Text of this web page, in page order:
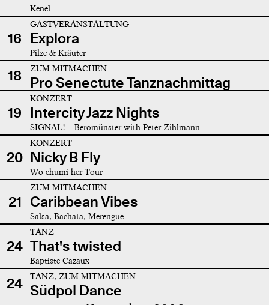
Kenel
16
GASTVERANSTALTUNG
Explora
Pilze & Kräuter
18 ZUM MITMACHEN
Pro Senectute Tanznachmittag
19
KONZERT
Intercity Jazz Nights
SIGNAL! – Beromünster with Peter Zihlmann
20
KONZERT
Nicky B Fly
Wo chumi her Tour
21
ZUM MITMACHEN
Caribbean Vibes
Salsa, Bachata, Merengue
24
TANZ
That's twisted
Baptiste Cazaux
24 TANZ, ZUM MITMACHEN
Südpol Dance